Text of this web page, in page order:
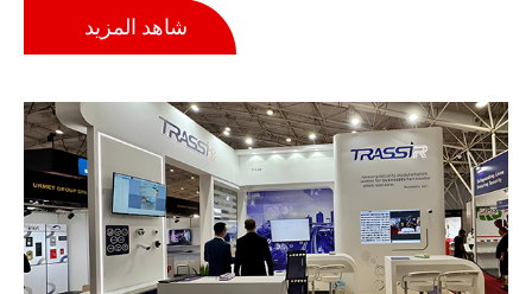
شاهد المزيد